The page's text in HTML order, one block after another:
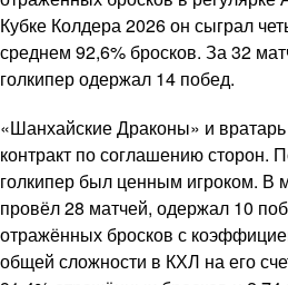
Кубке Колдера 2026 он сыграл
среднем 92,6% бросков. За 32
голкипер одержал 14 побед.
«Шанхайские Драконы» и
контракт по соглашению сторон.
голкипер был ценным игроком.
провёл 28 матчей, одержал 10
отражённых бросков с
общей сложности в КХЛ на его